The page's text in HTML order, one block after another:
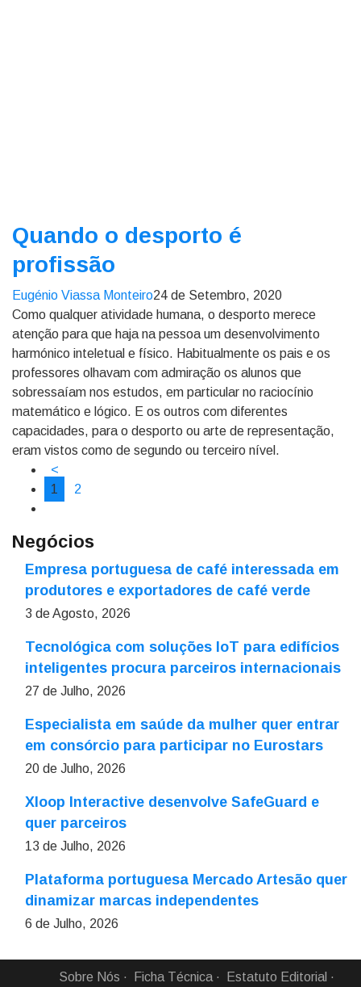
Quando o desporto é
profissão
Eugénio Viassa Monteiro24 de Setembro, 2020
Como qualquer atividade humana, o desporto merece
atenção para que haja na pessoa um desenvolvimento
harmónico inteletual e físico. Habitualmente os pais e os
professores olhavam com admiração os alunos que
sobressaíam nos estudos, em particular no raciocínio
matemático e lógico. E os outros com diferentes
capacidades, para o desporto ou arte de representação,
eram vistos como de segundo ou terceiro nível.
<
1
2
Negócios
Empresa portuguesa de café interessada em
produtores e exportadores de café verde
3 de Agosto, 2026
Tecnológica com soluções IoT para edifícios
inteligentes procura parceiros internacionais
27 de Julho, 2026
Especialista em saúde da mulher quer entrar
em consórcio para participar no Eurostars
20 de Julho, 2026
Xloop Interactive desenvolve SafeGuard e
quer parceiros
13 de Julho, 2026
Plataforma portuguesa Mercado Artesão quer
dinamizar marcas independentes
6 de Julho, 2026
Sobre Nós Ficha Técnica Estatuto Editorial